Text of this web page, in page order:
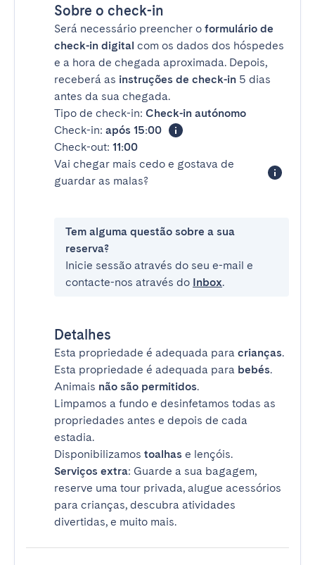
Sobre o check-in
Será necessário preencher o formulário de
check-in digital com os dados dos hóspedes
e a hora de chegada aproximada. Depois,
receberá as instruções de check-in 5 dias
antes da sua chegada.
Tipo de check-in: Check-in autónomo
Check-in: após 15:00
Check-out: 11:00
Vai chegar mais cedo e gostava de
guardar as malas?
Tem alguma questão sobre a sua
reserva?
Inicie sessão através do seu e-mail e
contacte-nos através do Inbox.
Detalhes
Esta propriedade é adequada para crianças.
Esta propriedade é adequada para bebés.
Animais não são permitidos.
Limpamos a fundo e desinfetamos todas as
propriedades antes e depois de cada
estadia.
Disponibilizamos toalhas e lençóis.
Serviços extra: Guarde a sua bagagem,
reserve uma tour privada, alugue acessórios
para crianças, descubra atividades
divertidas, e muito mais.